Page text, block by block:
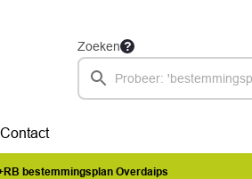
Zoeken
Contact
bestemmingsplan Overdaips